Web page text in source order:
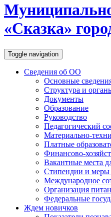
«Сказка»
Toggle navigation
Сведения об ОО
Основные
Структура и
Документы
Образование
Руководство
Педагогический
Материально-
Платные
Финансово-
Вакантные места
Стипендии и меры
Международное
Организация
Федеральные
Ждем новичков